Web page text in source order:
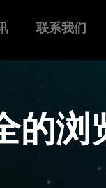
联系我们
的浏